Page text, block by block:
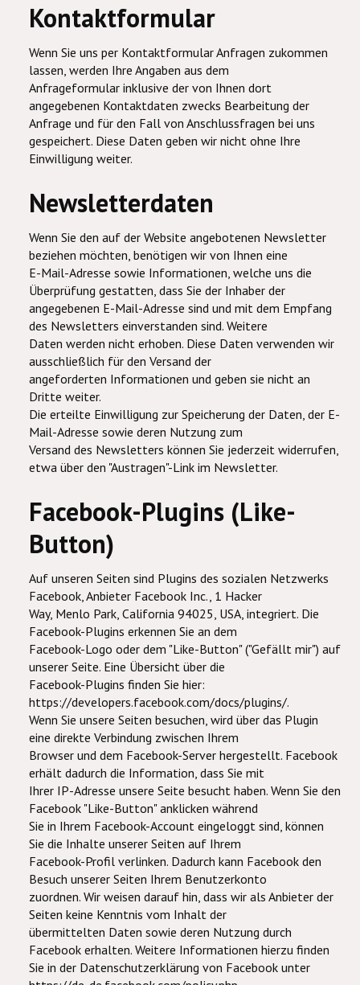
Kontaktformular
Wenn Sie uns per Kontaktformular Anfragen zukommen
lassen, werden Ihre Angaben aus dem
Anfrageformular inklusive der von Ihnen dort
angegebenen Kontaktdaten zwecks Bearbeitung der
Anfrage und für den Fall von Anschlussfragen bei uns
gespeichert. Diese Daten geben wir nicht ohne Ihre
Einwilligung weiter.
Newsletterdaten
Wenn Sie den auf der Website angebotenen Newsletter
beziehen möchten, benötigen wir von Ihnen eine
E-Mail-Adresse sowie Informationen, welche uns die
Überprüfung gestatten, dass Sie der Inhaber der
angegebenen E-Mail-Adresse sind und mit dem Empfang
des Newsletters einverstanden sind. Weitere
Daten werden nicht erhoben. Diese Daten verwenden wir
ausschließlich für den Versand der
angeforderten Informationen und geben sie nicht an
Dritte weiter.
Die erteilte Einwilligung zur Speicherung der Daten, der E-
Mail-Adresse sowie deren Nutzung zum
Versand des Newsletters können Sie jederzeit widerrufen,
etwa über den "Austragen"-Link im Newsletter.
Facebook-Plugins (Like-
Button)
Auf unseren Seiten sind Plugins des sozialen Netzwerks
Facebook, Anbieter Facebook Inc., 1 Hacker
Way, Menlo Park, California 94025, USA, integriert. Die
Facebook-Plugins erkennen Sie an dem
Facebook-Logo oder dem "Like-Button" ("Gefällt mir") auf
unserer Seite. Eine Übersicht über die
Facebook-Plugins finden Sie hier:
https://developers.facebook.com/docs/plugins/.
Wenn Sie unsere Seiten besuchen, wird über das Plugin
eine direkte Verbindung zwischen Ihrem
Browser und dem Facebook-Server hergestellt. Facebook
erhält dadurch die Information, dass Sie mit
Ihrer IP-Adresse unsere Seite besucht haben. Wenn Sie den
Facebook "Like-Button" anklicken während
Sie in Ihrem Facebook-Account eingeloggt sind, können
Sie die Inhalte unserer Seiten auf Ihrem
Facebook-Profil verlinken. Dadurch kann Facebook den
Besuch unserer Seiten Ihrem Benutzerkonto
zuordnen. Wir weisen darauf hin, dass wir als Anbieter der
Seiten keine Kenntnis vom Inhalt der
übermittelten Daten sowie deren Nutzung durch
Facebook erhalten. Weitere Informationen hierzu finden
Sie in der Datenschutzerklärung von Facebook unter